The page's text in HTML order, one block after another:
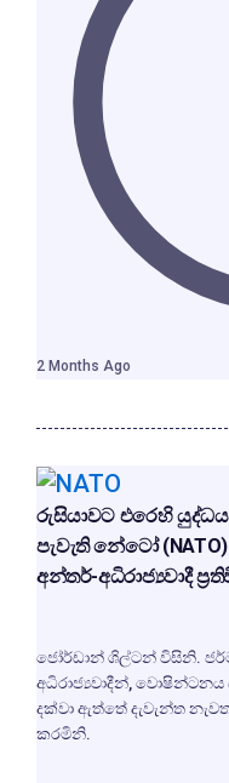
2 Months Ago
රුසියාවට එරෙහි
පැවැති නේටෝ
අන්තර්-අධිරාජ්‍යවාදී
ජෝර්ඩාන් ශිල්ටන් විසිනි.
අධිරාජ්‍යවාදීන්, වොෂින්ටනය
දක්වා ඇත්තේ දැවැන්ත
කරමිනි.